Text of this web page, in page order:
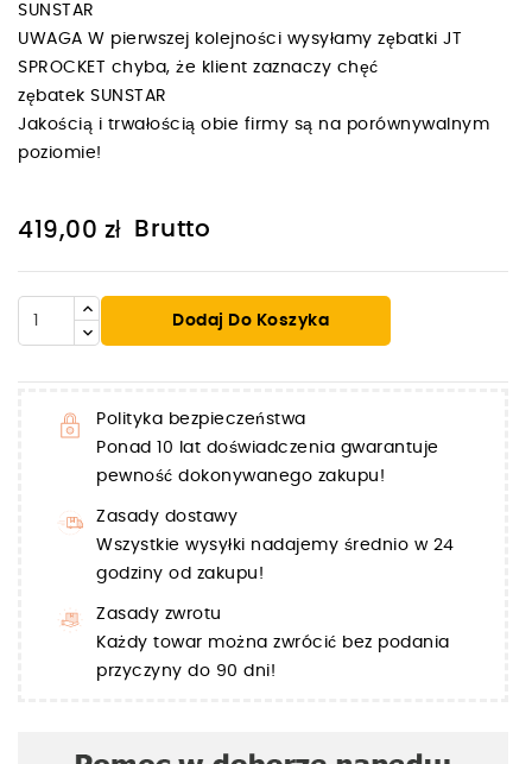
SUNSTAR
UWAGA W pierwszej kolejności wysyłamy zębatki JT
SPROCKET chyba, że klient zaznaczy chęć
zębatek SUNSTAR
Jakością i trwałością obie firmy są na porównywalnym
poziomie!
419,00 zł Brutto
Dodaj Do Koszyka
Polityka bezpieczeństwa
Ponad 10 lat doświadczenia gwarantuje
pewność dokonywanego zakupu!
Zasady dostawy
Wszystkie wysyłki nadajemy średnio w 24
godziny od zakupu!
Zasady zwrotu
Każdy towar można zwrócić bez podania
przyczyny do 90 dni!